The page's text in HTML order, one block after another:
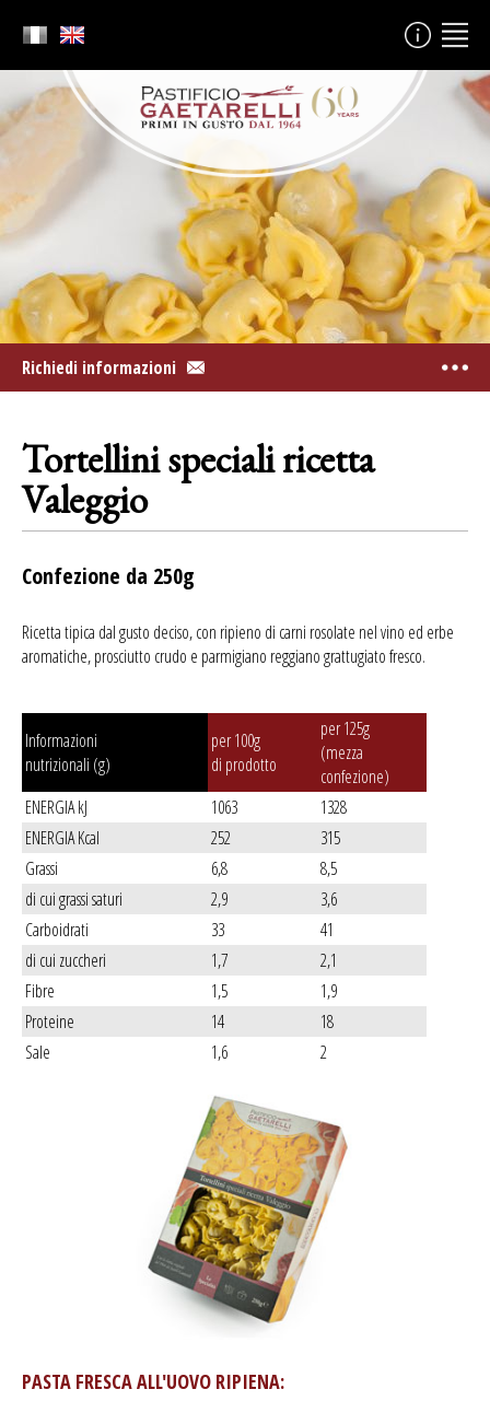
Richiedi informazioni
Tortellini speciali ricetta
Valeggio
Confezione da 250g
Ricetta tipica dal gusto deciso, con ripieno di carni rosolate nel vino ed erbe
aromatiche, prosciutto crudo e parmigiano reggiano grattugiato fresco.
Informazioni
nutrizionali (g)
per 100g
di prodotto
per 125g
(mezza
confezione)
ENERGIA kJ
1063
1328
ENERGIA Kcal
252
315
Grassi
6,8
8,5
di cui grassi saturi
2,9
3,6
Carboidrati
33
41
di cui zuccheri
1,7
2,1
Fibre
1,5
1,9
Proteine
14
18
Sale
1,6 2
PASTA FRESCA ALL'UOVO RIPIENA: